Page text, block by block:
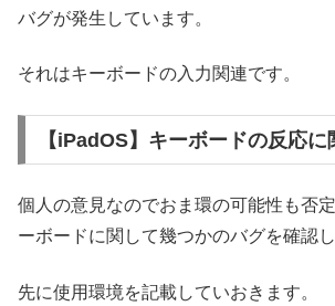
バグが発生しています。
それはキーボードの入力関連です。
【iPadOS】キーボードの反応
個人の意見なのでおま環の可能性も否
ーボードに関して幾つかのバグを確認し
先に使用環境を記載していおきます。